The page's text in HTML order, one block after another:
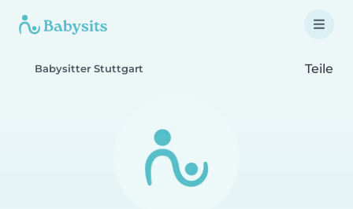
Babysitter Stuttgart Teile